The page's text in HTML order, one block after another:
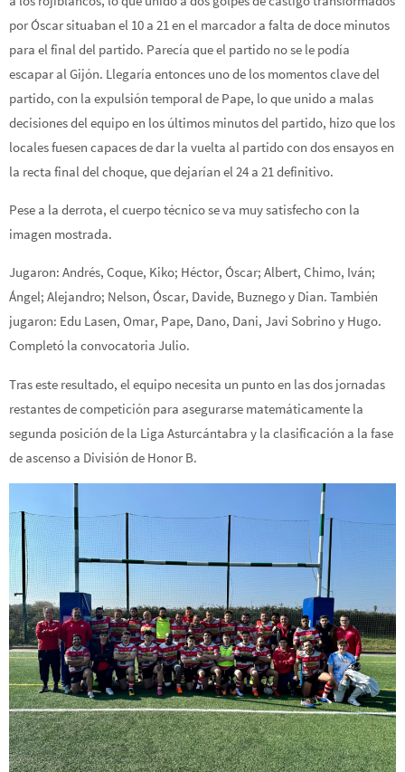
por Óscar situaban el 10 a 21 en el marcador a falta de doce minutos
para el final del partido. Parecía que el partido no se le podía
escapar al Gijón. Llegaría entonces uno de los momentos clave del
partido, con la expulsión temporal de Pape, lo que unido a malas
decisiones del equipo en los últimos minutos del partido, hizo que los
locales fuesen capaces de dar la vuelta al partido con dos ensayos en
la recta final del choque, que dejarían el 24 a 21 definitivo.
Pese a la derrota, el cuerpo técnico se va muy satisfecho con la
imagen mostrada.
Jugaron: Andrés, Coque, Kiko; Héctor, Óscar; Albert, Chimo, Iván;
Ángel; Alejandro; Nelson, Óscar, Davide, Buznego y Dian. También
jugaron: Edu Lasen, Omar, Pape, Dano, Dani, Javi Sobrino y Hugo.
Completó la convocatoria Julio.
Tras este resultado, el equipo necesita un punto en las dos jornadas
restantes de competición para asegurarse matemáticamente la
segunda posición de la Liga Asturcántabra y la clasificación a la fase
de ascenso a División de Honor B.